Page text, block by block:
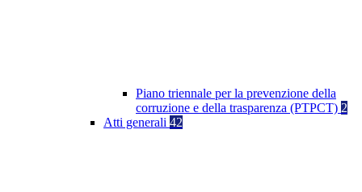
Piano triennale per la prevenzione della
corruzione e della trasparenza (PTPCT) 2
Atti generali 42